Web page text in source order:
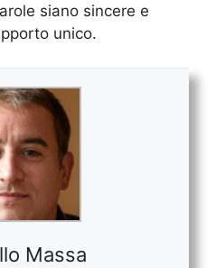
siano sincere e
unico.
Massa